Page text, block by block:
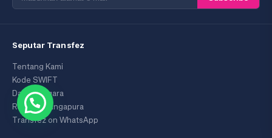
Seputar Transfez
Tentang Kami
Kode SWIFT
Daftar Negara
Regional Singapura
Transfez on WhatsApp